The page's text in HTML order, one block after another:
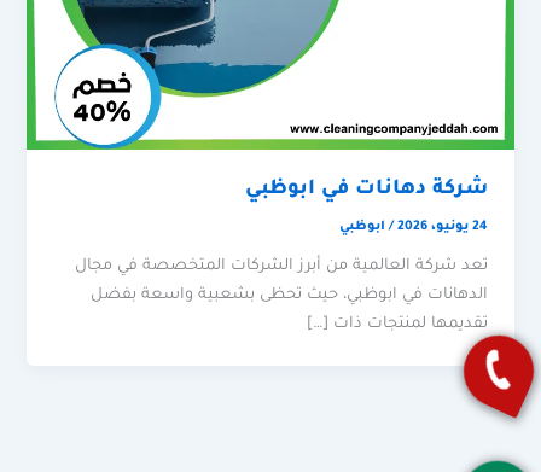
شركة دهانات في ابوظبي
24 يونيو، 2026 / ابوظبي
تعد شركة العالمية من أبرز الشركات المتخصصة في مجال
الدهانات في ابوظبي، حيث تحظى بشعبية واسعة بفضل
تقديمها لمنتجات ذات […]